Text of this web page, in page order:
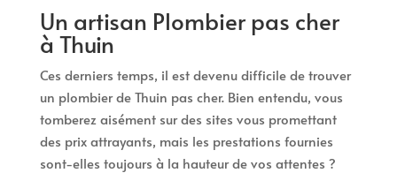
Un artisan Plombier pas cher
à Thuin
Ces derniers temps, il est devenu difficile de trouver
un plombier de Thuin pas cher. Bien entendu, vous
tomberez aisément sur des sites vous promettant
des prix attrayants, mais les prestations fournies
sont-elles toujours à la hauteur de vos attentes ?